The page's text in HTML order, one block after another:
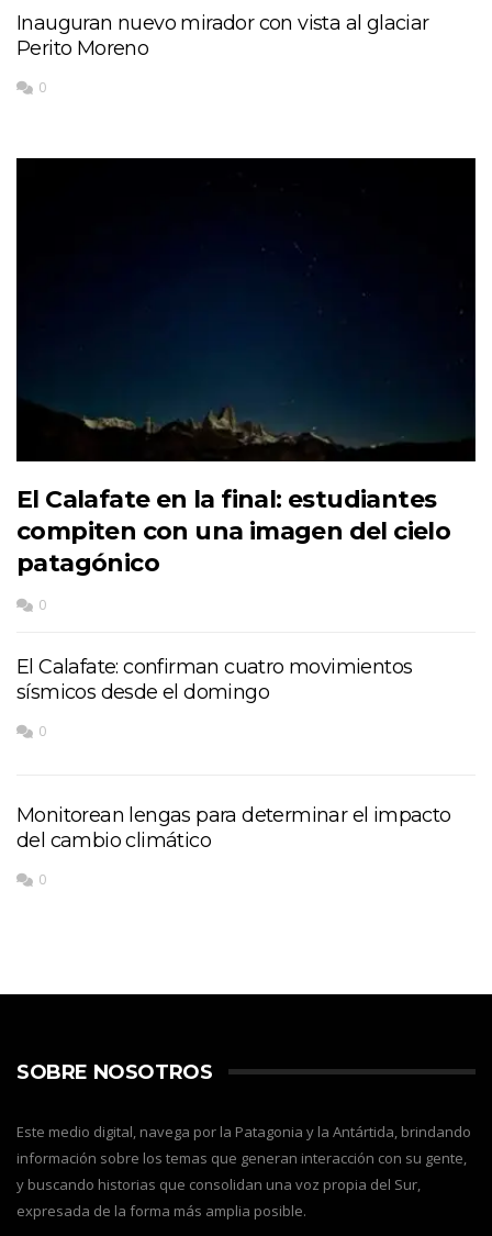
Inauguran nuevo mirador con vista al glaciar
Perito Moreno
0
El Calafate en la final: estudiantes
compiten con una imagen del cielo
patagónico
0
El Calafate: confirman cuatro movimientos
sísmicos desde el domingo
0
Monitorean lengas para determinar el impacto
del cambio climático
0
SOBRE NOSOTROS
Este medio digital, navega por la Patagonia y la Antártida, brindando
información sobre los temas que generan interacción con su gente,
y buscando historias que consolidan una voz propia del Sur,
expresada de la forma más amplia posible.